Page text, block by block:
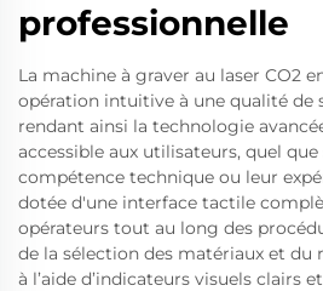
professionnelle
La machine à graver au laser CO2
opération intuitive à une qualité de
rendant ainsi la technologie
accessible aux utilisateurs, quel
compétence technique ou leur
dotée d'une interface tactile
opérateurs tout au long des
de la sélection des matériaux et du
à l’aide d’indicateurs visuels clairs